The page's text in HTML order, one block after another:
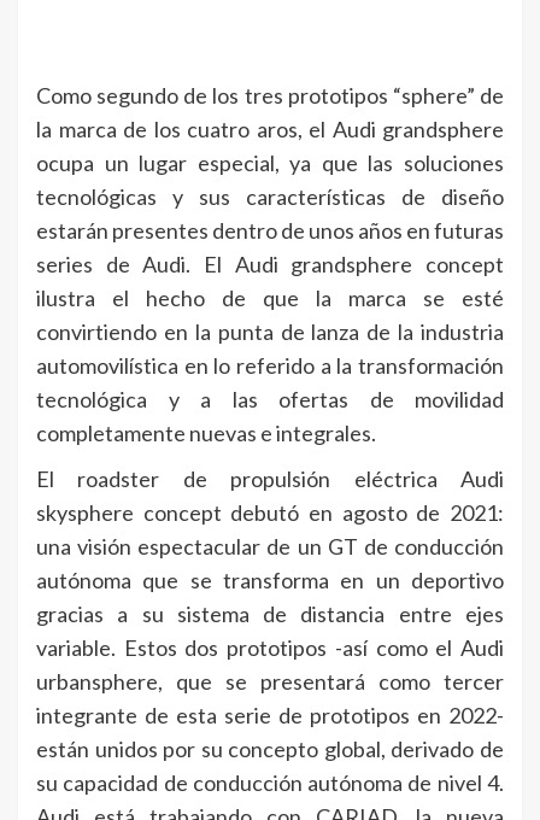
Como segundo de los tres prototipos “sphere” de
la marca de los cuatro aros, el Audi grandsphere
ocupa un lugar especial, ya que las soluciones
tecnológicas y sus características de diseño
estarán presentes dentro de unos años en futuras
series de Audi. El Audi grandsphere concept
ilustra el hecho de que la marca se esté
convirtiendo en la punta de lanza de la industria
automovilística en lo referido a la transformación
tecnológica y a las ofertas de movilidad
completamente nuevas e integrales.
El roadster de propulsión eléctrica Audi
skysphere concept debutó en agosto de 2021:
una visión espectacular de un GT de conducción
autónoma que se transforma en un deportivo
gracias a su sistema de distancia entre ejes
variable. Estos dos prototipos -así como el Audi
urbansphere, que se presentará como tercer
integrante de esta serie de prototipos en 2022-
están unidos por su concepto global, derivado de
su capacidad de conducción autónoma de nivel 4.